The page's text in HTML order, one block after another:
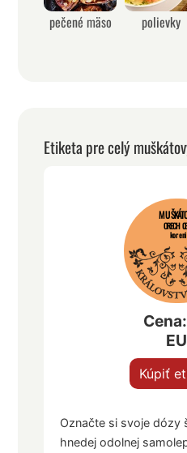
pečené mäso polievky
Etiketa pre celý
ORECH
Kúpiť
Označte si svoje dózy
hnedej odolnej